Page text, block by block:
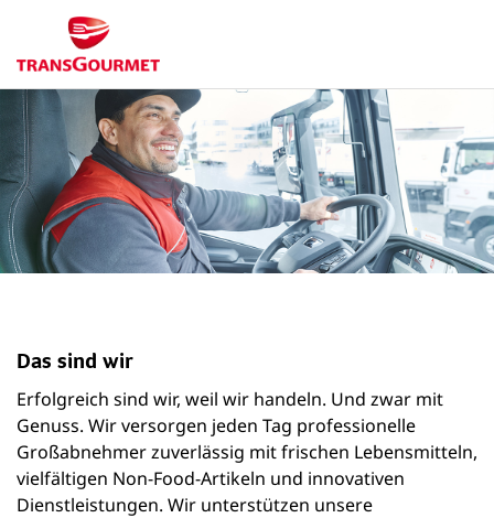
Das sind wir
Erfolgreich sind wir, weil wir handeln. Und zwar mit
Genuss. Wir versorgen jeden Tag professionelle
Großabnehmer zuverlässig mit frischen Lebensmitteln,
vielfältigen Non-Food-Artikeln und innovativen
Dienstleistungen. Wir unterstützen unsere